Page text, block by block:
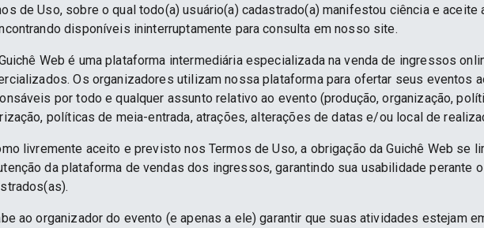
de Uso, sobre o qual todo(a) usuário(a) cadastrado(a) manifestou ciência e
disponíveis ininterruptamente para consulta em nosso site.
Web é uma plataforma intermediária especializada na venda de ingressos
Os organizadores utilizam nossa plataforma para ofertar seus eventos
por todo e qualquer assunto relativo ao evento (produção, organização,
políticas de meia-entrada, atrações, alterações de datas e/ou local de
livremente aceito e previsto nos Termos de Uso, a obrigação da Guichê Web se
da plataforma de vendas dos ingressos, garantindo sua usabilidade perante
ao organizador do evento (e apenas a ele) garantir que suas atividades estejam